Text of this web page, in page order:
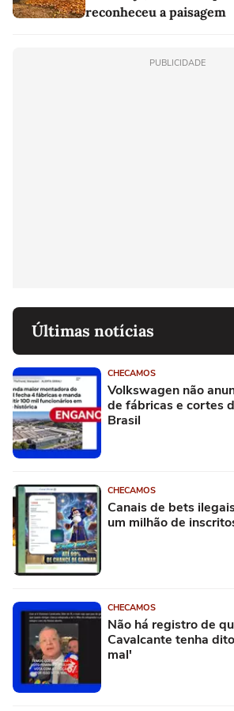
reconheceu a paisagem
PUBLICIDADE
Últimas notícias
CHECAMOS
Volkswagen não
de fábricas e cortes
Brasil
CHECAMOS
Canais de bets
um milhão de
CHECAMOS
Não há registro de
Cavalcante tenha
mal'